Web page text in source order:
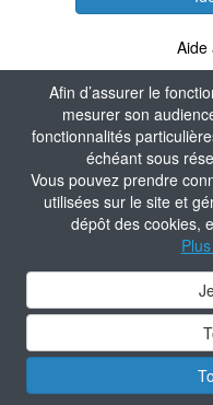
Afin d’assurer le
mesurer son
fonctionnalités
échéant sous
Vous pouvez prendre
utilisées sur le site et
dépôt des cookies,
Aide